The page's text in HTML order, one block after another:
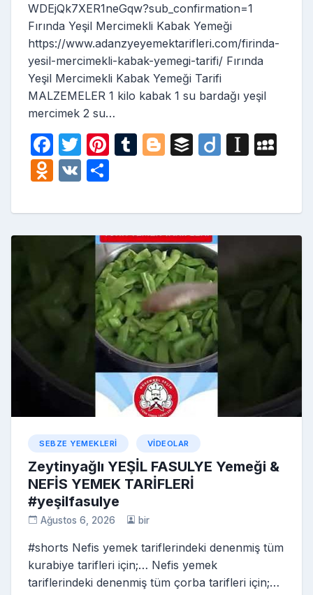
WDEjQk7XER1neGqw?sub_confirmation=1
Fırında Yeşil Mercimekli Kabak Yemeği
https://www.adanzyeyemektarifleri.com/firinda-
yesil-mercimekli-kabak-yemegi-tarifi/ Fırında
Yeşil Mercimekli Kabak Yemeği Tarifi
MALZEMELER 1 kilo kabak 1 su bardağı yeşil
mercimek 2 su…
F
a
c
e
b
o
o
k
T
w
itt
er
Pi
e
st
T
bl
r
Bl
g
er
B
r
Di In
p
a
p
a
c
e
O
n
o
kl
a
s
s
V
ar
e
SEBZE YEMEKLERI VIDEOLAR
Zeytinyağlı YEŞİL FASULYE Yemeği &
NEFİS YEMEK TARİFLERİ
#yeşilfasulye
Ağustos 6, 2026 bir
#shorts Nefis yemek tariflerindeki denenmiş tüm
kurabiye tarifleri için;… Nefis yemek
tariflerindeki denenmiş tüm çorba tarifleri için;…